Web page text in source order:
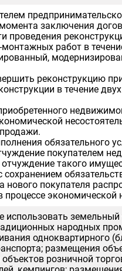
заключения
проведения
монтажных работ в
реконструкцию
в течение
обязательного
покупателем
такого
сохранением
нового покупателя
экономической
использовать
народных
одноквартирного
размещения
розничной